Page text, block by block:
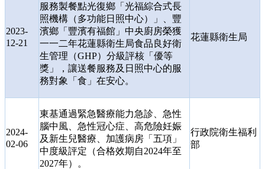
2023-
12-21
服務製餐點光復鄉「光福綜合式長
照機構（多功能日照中心）」、豐
濱鄉「豐濱有福館」中央廚房榮獲
一一二年花蓮縣衛生局食品良好衛
生管理（GHP）分級評核「優等
獎」，讓送餐服務及日照中心的服
務對象「食」在安心。
花蓮縣衛生局
2024-
02-06
東基通過緊急醫療能力急診、急性
腦中風、急性冠心症、高危險妊娠
及新生兒醫療、加護病房「五項」
中度級評定（合格效期自2024年至
2027年）。
行政院衛生福利
部